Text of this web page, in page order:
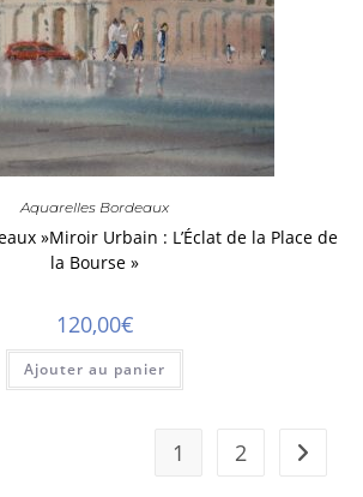
Aquarelles Bordeaux
»Miroir Urbain : L’Éclat de la Place de
la Bourse »
120,00€
Ajouter au panier
1 2